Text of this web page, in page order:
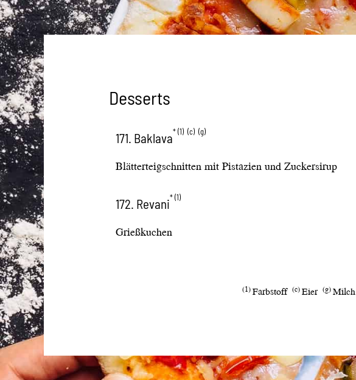
Desserts
171. Baklava 1 c g
Blätterteigschnitten mit Pistazien und Zuckersirup
172. Revani 1
Grießkuchen
1 Farbstoff c Eier g Milch